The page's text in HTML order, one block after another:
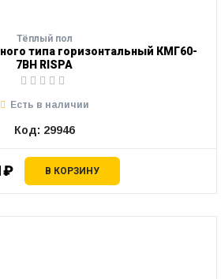
Тёплый пол
типа горизонтальный КМГ60-
7ВН RISPA
В КОРЗИНУ
Есть в наличии
Код: 29946